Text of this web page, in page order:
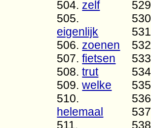
504. zelf
505.
eigenlijk
506. zoenen
507.fietsen
508.trut
509.welke
510.
helemaal
511.